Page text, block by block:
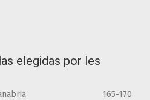
elegidas por les
165-170